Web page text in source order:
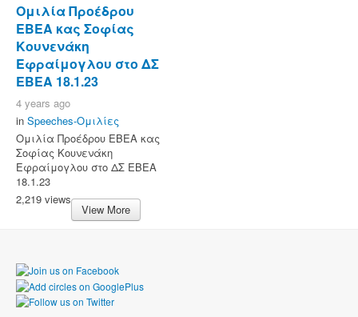
Ομιλία Προέδρου
ΕΒΕΑ κας Σοφίας
Κουνενάκη
Εφραίμογλου στο ΔΣ
ΕΒΕΑ 18.1.23
4 years ago
in Speeches-Ομιλίες
Ομιλία Προέδρου ΕΒΕΑ κας
Σοφίας Κουνενάκη
Εφραίμογλου στο ΔΣ ΕΒΕΑ
18.1.23
2,219 views
View More